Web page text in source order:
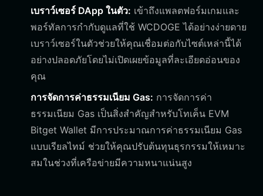
เบราว์เซอร์ DApp ในตัว: เข้าถึงแพลตฟอร์มเกมและ
พอร์ทัลการกำกับดูแลที่ใช้ WCDOGE ได้อย่างง่ายดาย
เบราว์เซอร์ในตัวช่วยให้คุณเชื่อมต่อกับไซต์เหล่านี้ได้
อย่างปลอดภัยโดยไม่เปิดเผยข้อมูลที่ละเอียดอ่อนของ
คุณ
การจัดการค่าธรรมเนียม Gas: การจัดการค่า
ธรรมเนียม Gas เป็นสิ่งสำคัญสำหรับโทเค็น EVM
Bitget Wallet มีการประมาณการค่าธรรมเนียม Gas
แบบเรียลไทม์ ช่วยให้คุณปรับต้นทุนธุรกรรมให้เหมาะ
สมในช่วงที่เครือข่ายมีความหนาแน่นสูง